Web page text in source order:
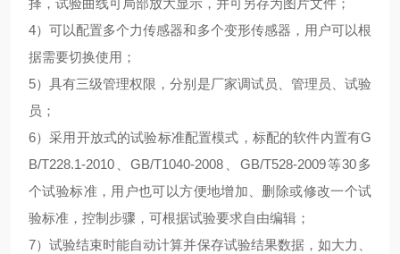
择，试验曲线可局部放大显示，并可另存为图片文件；
4）可以配置多个力传感器和多个变形传感器，用户可以根
据需要切换使用；
5）具有三级管理权限，分别是厂家调试员、管理员、试验
员；
6）采用开放式的试验标准配置模式，标配的软件内置有G
B/T228.1-2010、GB/T1040-2008、GB/T528-2009等30多
个试验标准，用户也可以方便地增加、删除或修改一个试
验标准，控制步骤，可根据试验要求自由编辑；
7）试验结束时能自动计算并保存试验结果数据，如大力、